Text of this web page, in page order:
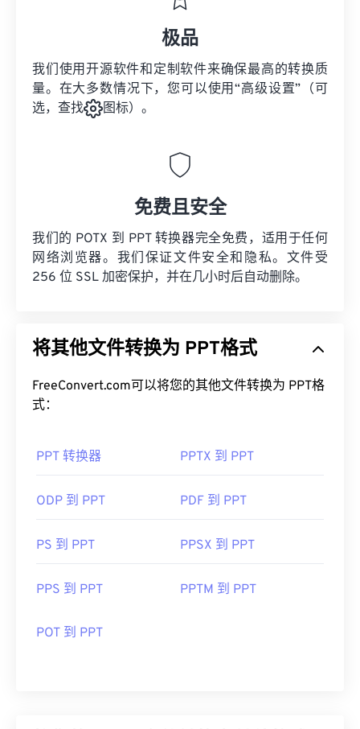
极品
我们使用开源软件和定制软件来确保最高的转换质
量。在大多数情况下，您可以使用“高级设置”（可
选，查找
图标）。
免费且安全
我们的 POTX 到 PPT 转换器完全免费，适用于任何
网络浏览器。我们保证文件安全和隐私。文件受
256 位 SSL 加密保护，并在几小时后自动删除。
将其他文件转换为 PPT格式
FreeConvert.com可以将您的其他文件转换为 PPT格
式：
PPT 转换器 PPTX 到 PPT
ODP 到 PPT PDF 到 PPT
PS 到 PPT PPSX 到 PPT
PPS 到 PPT PPTM 到 PPT
POT 到 PPT